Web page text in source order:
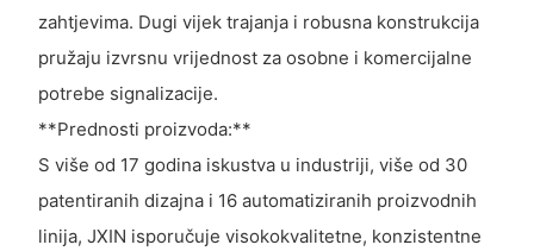
zahtjevima. Dugi vijek trajanja i robusna konstrukcija
pružaju izvrsnu vrijednost za osobne i komercijalne
potrebe signalizacije.
**Prednosti proizvoda:**
S više od 17 godina iskustva u industriji, više od 30
patentiranih dizajna i 16 automatiziranih proizvodnih
linija, JXIN isporučuje visokokvalitetne, konzistentne